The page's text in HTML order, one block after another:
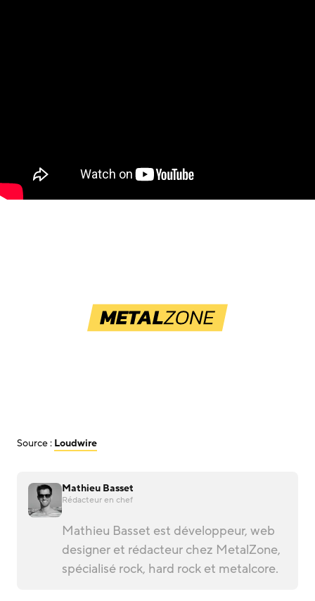
Source : Loudwire
Mathieu Basset
Rédacteur en chef
Mathieu Basset est développeur, web
designer et rédacteur chez MetalZone,
spécialisé rock, hard rock et metalcore.